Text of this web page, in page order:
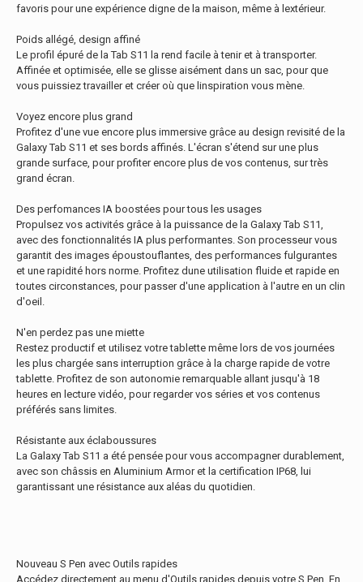
favoris pour une expérience digne de la maison, même à lextérieur.
Poids allégé, design affiné
Le profil épuré de la Tab S11 la rend facile à tenir et à transporter.
Affinée et optimisée, elle se glisse aisément dans un sac, pour que
vous puissiez travailler et créer où que linspiration vous mène.
Voyez encore plus grand
Profitez d'une vue encore plus immersive grâce au design revisité de la
Galaxy Tab S11 et ses bords affinés. L'écran s'étend sur une plus
grande surface, pour profiter encore plus de vos contenus, sur très
grand écran.
Des perfomances IA boostées pour tous les usages
Propulsez vos activités grâce à la puissance de la Galaxy Tab S11,
avec des fonctionnalités IA plus performantes. Son processeur vous
garantit des images époustouflantes, des performances fulgurantes
et une rapidité hors norme. Profitez dune utilisation fluide et rapide en
toutes circonstances, pour passer d'une application à l'autre en un clin
d'oeil.
N'en perdez pas une miette
Restez productif et utilisez votre tablette même lors de vos journées
les plus chargée sans interruption grâce à la charge rapide de votre
tablette. Profitez de son autonomie remarquable allant jusqu'à 18
heures en lecture vidéo, pour regarder vos séries et vos contenus
préférés sans limites.
Résistante aux éclaboussures
La Galaxy Tab S11 a été pensée pour vous accompagner durablement,
avec son châssis en Aluminium Armor et la certification IP68, lui
garantissant une résistance aux aléas du quotidien.
Nouveau S Pen avec Outils rapides
Accédez directement au menu d'Outils rapides depuis votre S Pen. En